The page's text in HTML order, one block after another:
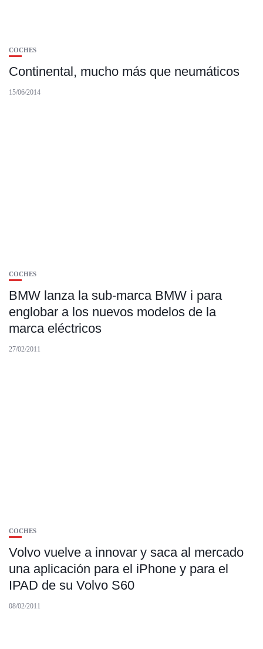
COCHES
Continental, mucho más que neumáticos
15/06/2014
COCHES
BMW lanza la sub-marca BMW i para
englobar a los nuevos modelos de la
marca eléctricos
27/02/2011
COCHES
Volvo vuelve a innovar y saca al mercado
una aplicación para el iPhone y para el
IPAD de su Volvo S60
08/02/2011